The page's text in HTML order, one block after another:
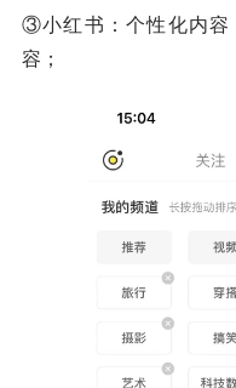
③小红书：个性化内容
容；